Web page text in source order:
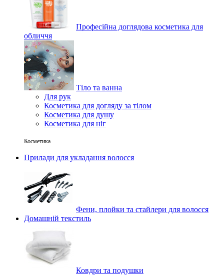
Професійна доглядова косметика для
обличчя
Тіло та ванна
Для рук
Косметика для догляду за тілом
Косметика для душу
Косметика для ніг
Косметика
Прилади для укладання волосся
Фени, плойки та стайлери для волосся
Домашній текстиль
Ковдри та подушки